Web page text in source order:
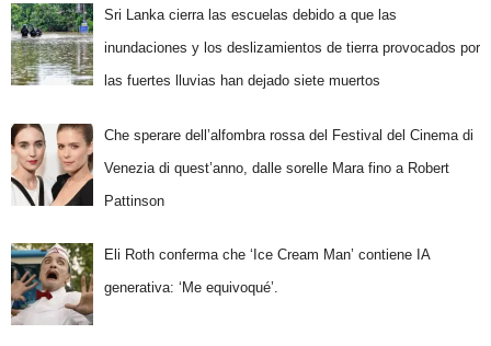
Sri Lanka cierra las escuelas debido a que las
inundaciones y los deslizamientos de tierra provocados por
las fuertes lluvias han dejado siete muertos
Che sperare dell’alfombra rossa del Festival del Cinema di
Venezia di quest’anno, dalle sorelle Mara fino a Robert
Pattinson
Eli Roth conferma che ‘Ice Cream Man’ contiene IA
generativa: ‘Me equivoqué’.